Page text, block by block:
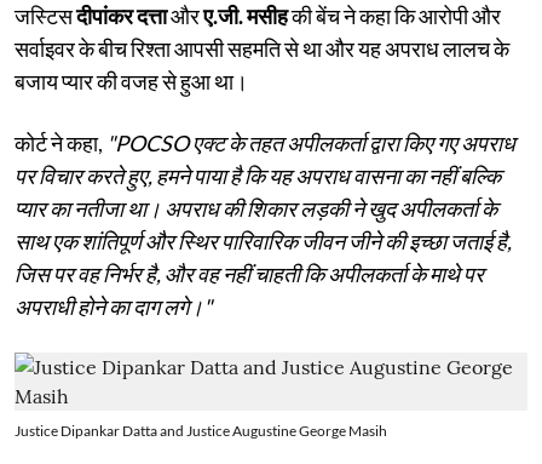
जस्टिसदीपांकर दत्ताऔरए.जी. मसीहकी बेंच ने कहा कि आरोपी और
सर्वाइवर के बीच रिश्ता आपसी सहमति से था और यह अपराध लालच के
बजाय प्यार की वजह से हुआ था।
कोर्ट ने कहा, "POCSO एक्ट के तहत अपीलकर्ता द्वारा किए गए अपराध
पर विचार करते हुए, हमने पाया है कि यह अपराध वासना का नहीं बल्कि
प्यार का नतीजा था। अपराध की शिकार लड़की ने खुद अपीलकर्ता के
साथ एक शांतिपूर्ण और स्थिर पारिवारिक जीवन जीने की इच्छा जताई है,
जिस पर वह निर्भर है, और वह नहीं चाहती कि अपीलकर्ता के माथे पर
अपराधी होने का दाग लगे।"
Justice Dipankar Datta and Justice Augustine George Masih